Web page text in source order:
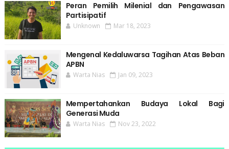
Peran Pemilih Milenial dan Pengawasan
Partisipatif
Unknown Mar 18, 2023
Mengenal Kedaluwarsa Tagihan Atas Beban
APBN
Warta Nias Jan 09, 2023
Mempertahankan Budaya Lokal Bagi
Generasi Muda
Warta Nias Nov 23, 2022